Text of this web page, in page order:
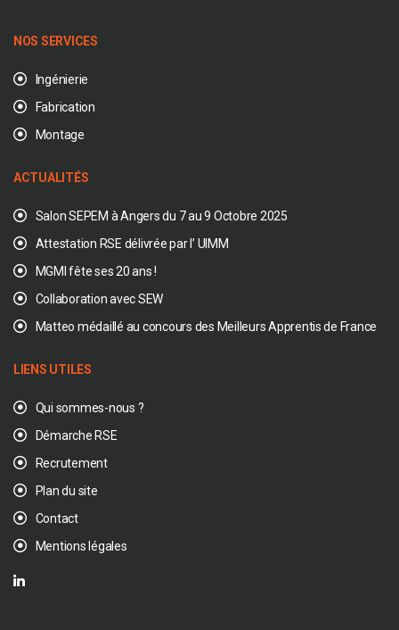
NOS SERVICES
Ingénierie
Fabrication
Montage
ACTUALITÉS
Salon SEPEM à Angers du 7 au 9 Octobre 2025
Attestation RSE délivrée par l’ UIMM
MGMI fête ses 20 ans !
Collaboration avec SEW
Matteo médaillé au concours des Meilleurs Apprentis de France
LIENS UTILES
Qui sommes-nous ?
Démarche RSE
Recrutement
Plan du site
Contact
Mentions légales